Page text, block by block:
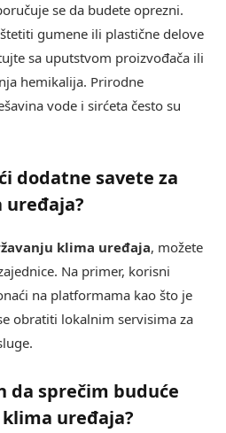
se da budete oprezni.
gumene ili plastične delove
sa uputstvom proizvođača ili
hemikalija. Prirodne
vode i sirćeta često su
dodatne savete za
uređaja?
klima uređaja, možete
Na primer, korisni
na platformama kao što je
obratiti lokalnim servisima za
da sprečim buduće
uređaja?